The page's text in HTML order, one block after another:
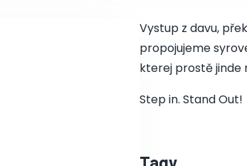
Vystup z davu,
propojujeme
kterej prostě jinde
Step in. Stand Out!